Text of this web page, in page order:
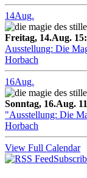
14Aug.
Freitag, 14.Aug.
Ausstellung: Die
Horbach
16Aug.
Sonntag, 16.Aug.
"Ausstellung: Die
Horbach
View Full Calendar